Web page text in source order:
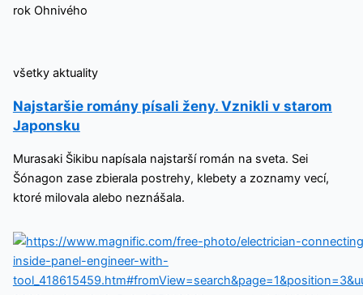
rok Ohnivého
všetky aktuality
Najstaršie romány písali ženy. Vznikli v starom
Japonsku
Murasaki Šikibu napísala najstarší román na sveta. Sei
Šónagon zase zbierala postrehy, klebety a zoznamy vecí,
ktoré milovala alebo neznášala.